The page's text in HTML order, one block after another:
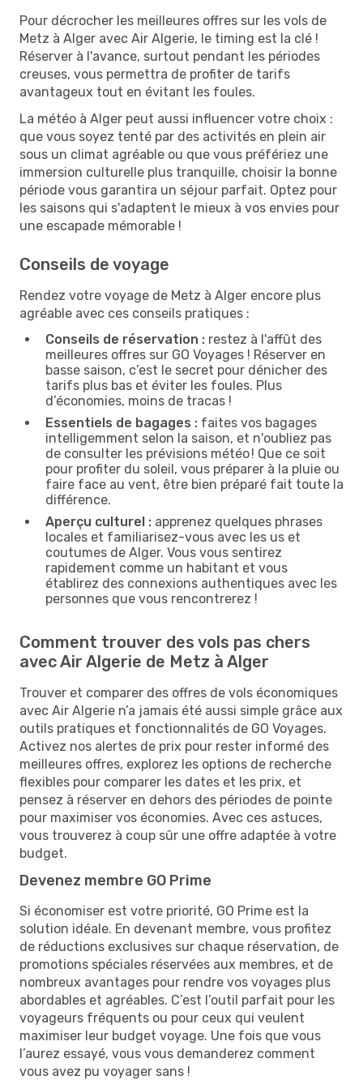
Pour décrocher les meilleures offres sur les vols de
Metz à Alger avec Air Algerie, le timing est la clé !
Réserver à l'avance, surtout pendant les périodes
creuses, vous permettra de profiter de tarifs
avantageux tout en évitant les foules.
La météo à Alger peut aussi influencer votre choix :
que vous soyez tenté par des activités en plein air
sous un climat agréable ou que vous préfériez une
immersion culturelle plus tranquille, choisir la bonne
période vous garantira un séjour parfait. Optez pour
les saisons qui s'adaptent le mieux à vos envies pour
une escapade mémorable !
Conseils de voyage
Rendez votre voyage de Metz à Alger encore plus
agréable avec ces conseils pratiques :
Conseils de réservation : restez à l'affût des
meilleures offres sur GO Voyages ! Réserver en
basse saison, c’est le secret pour dénicher des
tarifs plus bas et éviter les foules. Plus
d’économies, moins de tracas !
Essentiels de bagages : faites vos bagages
intelligemment selon la saison, et n'oubliez pas
de consulter les prévisions météo ! Que ce soit
pour profiter du soleil, vous préparer à la pluie ou
faire face au vent, être bien préparé fait toute la
différence.
Aperçu culturel : apprenez quelques phrases
locales et familiarisez-vous avec les us et
coutumes de Alger. Vous vous sentirez
rapidement comme un habitant et vous
établirez des connexions authentiques avec les
personnes que vous rencontrerez !
Comment trouver des vols pas chers
avec Air Algerie de Metz à Alger
Trouver et comparer des offres de vols économiques
avec Air Algerie n’a jamais été aussi simple grâce aux
outils pratiques et fonctionnalités de GO Voyages.
Activez nos alertes de prix pour rester informé des
meilleures offres, explorez les options de recherche
flexibles pour comparer les dates et les prix, et
pensez à réserver en dehors des périodes de pointe
pour maximiser vos économies. Avec ces astuces,
vous trouverez à coup sûr une offre adaptée à votre
budget.
Devenez membre GO Prime
Si économiser est votre priorité, GO Prime est la
solution idéale. En devenant membre, vous profitez
de réductions exclusives sur chaque réservation, de
promotions spéciales réservées aux membres, et de
nombreux avantages pour rendre vos voyages plus
abordables et agréables. C’est l’outil parfait pour les
voyageurs fréquents ou pour ceux qui veulent
maximiser leur budget voyage. Une fois que vous
l’aurez essayé, vous vous demanderez comment
vous avez pu voyager sans !